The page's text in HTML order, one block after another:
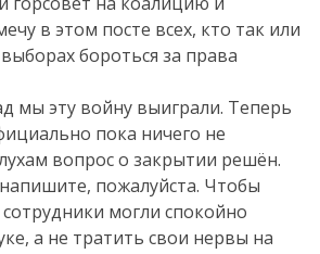
в этом посте всех, кто так или
бороться за права
мы эту войну выиграли. Теперь
пока ничего не
вопрос о закрытии решён.
пожалуйста. Чтобы
могли спокойно
а не тратить свои нервы на